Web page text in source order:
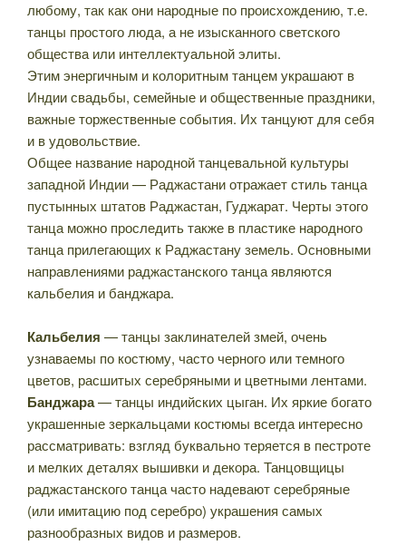
любому, так как они народные по происхождению, т.е.
танцы простого люда, а не изысканного светского
общества или интеллектуальной элиты.
Этим энергичным и колоритным танцем украшают в
Индии свадьбы, семейные и общественные праздники,
важные торжественные события. Их танцуют для себя
и в удовольствие.
Общее название народной танцевальной культуры
западной Индии — Раджастани отражает стиль танца
пустынных штатов Раджастан, Гуджарат. Черты этого
танца можно проследить также в пластике народного
танца прилегающих к Раджастану земель. Основными
направлениями раджастанского танца являются
кальбелия и банджара.
Кальбелия — танцы заклинателей змей, очень
узнаваемы по костюму, часто черного или темного
цветов, расшитых серебряными и цветными лентами.
Банджара— танцы индийских цыган. Их яркие богато
украшенные зеркальцами костюмы всегда интересно
рассматривать: взгляд буквально теряется в пестроте
и мелких деталях вышивки и декора. Танцовщицы
раджастанского танца часто надевают серебряные
(или имитацию под серебро) украшения самых
разнообразных видов и размеров.